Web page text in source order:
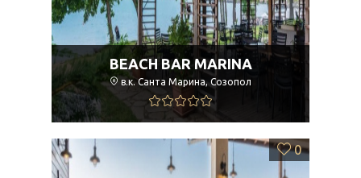
BEACH BAR MARINA
в.к. Санта Марина, Созопол
0